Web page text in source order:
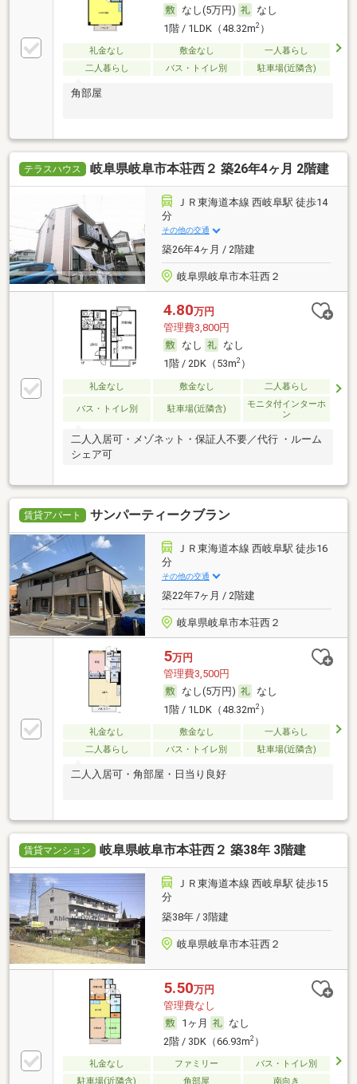
なし(5万円)
なし
1階 / 1LDK（48.32m2）
礼金なし 敷金なし
一人暮らし
二人暮らし
バス・トイレ別 駐車場(近隣含)
角部屋
テラスハウス 岐阜県岐阜市本荘西２ 築26年4ヶ月 2階建
ＪＲ東海道本線 西岐阜駅 徒歩14
分
その他の交通
築26年4ヶ月 / 2階建
岐阜県岐阜市本荘西２
4.80万円
管理費3,800円
なし
なし
1階 / 2DK（53m2）
礼金なし 敷金なし 二人暮らし
バス・トイレ別 駐車場(近隣含)
モニタ付インターホ
ン
二人入居可・メゾネット・保証人不要／代行 ・ルーム
シェア可
賃貸アパート サンパーティークブラン
ＪＲ東海道本線 西岐阜駅 徒歩16
分
その他の交通
築22年7ヶ月 / 2階建
岐阜県岐阜市本荘西２
5万円
管理費3,500円
なし(5万円)
なし
1階 / 1LDK（48.32m2）
礼金なし 敷金なし
一人暮らし
二人暮らし
バス・トイレ別 駐車場(近隣含)
二人入居可・角部屋・日当り良好
賃貸マンション 岐阜県岐阜市本荘西２ 築38年 3階建
ＪＲ東海道本線 西岐阜駅 徒歩15
分
築38年 / 3階建
岐阜県岐阜市本荘西２
5.50万円
管理費なし
1ヶ月
なし
2階 / 3DK（66.93m2）
礼金なし ファミリー
バス・トイレ別
駐車場(近隣含)
角部屋 南向き